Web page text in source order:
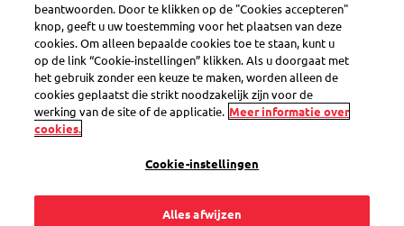
Hoe weet ik welk
saldo ik nog op mijn
frankeermachine of
transitrekening heb?
beantwoorden. Door te klikken op de "Cookies accepteren"
knop, geeft u uw toestemming voor het plaatsen van deze
cookies. Om alleen bepaalde cookies toe te staan, kunt u
op de link “Cookie-instellingen” klikken. Als u doorgaat met
het gebruik zonder een keuze te maken, worden alleen de
cookies geplaatst die strikt noodzakelijk zijn voor de
werking van de site of de applicatie. Meer informatie over
cookies.
Cookie-instellingen
Alles afwijzen